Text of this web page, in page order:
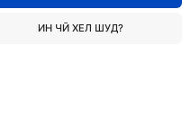
ИН ЧӢ ХЕЛ ШУД?